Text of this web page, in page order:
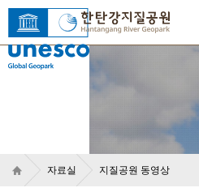
자료실 지질공원 동영상